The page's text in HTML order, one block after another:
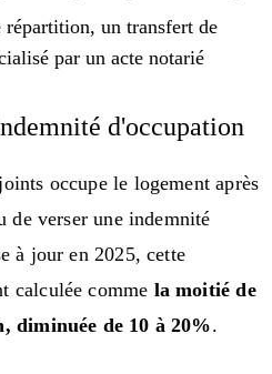
un transfert de
par un acte notarié
d'occupation
occupe le logement après
de verser une indemnité
à jour en 2025, cette
calculée comme la moitié de
diminuée de 10 à 20%.